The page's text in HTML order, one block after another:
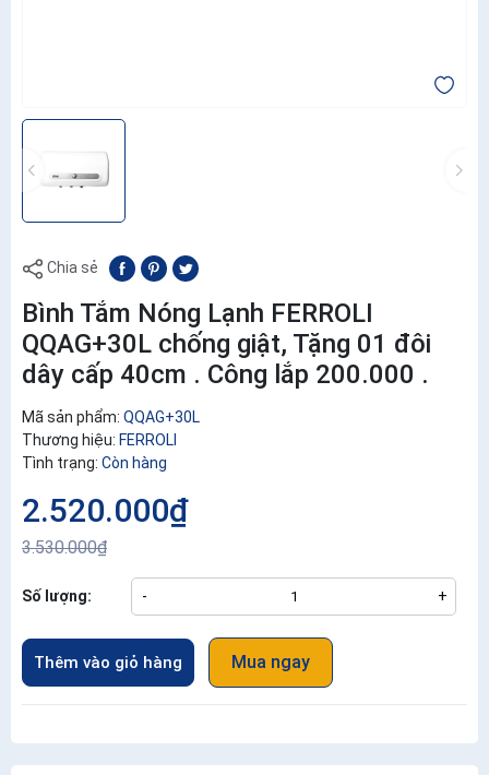
Chia sẻ
Bình Tắm Nóng Lạnh FERROLI
QQAG+30L chống giật, Tặng 01 đôi
dây cấp 40cm . Công lắp 200.000 .
Mã sản phẩm: QQAG+30L
Thương hiệu: FERROLI
Tình trạng: Còn hàng
2.520.000₫
3.530.000₫
Số lượng: - +
Thêm vào giỏ hàng Mua ngay